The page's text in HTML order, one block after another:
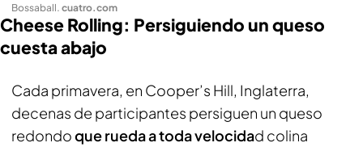
Bossaball. cuatro.com
Cheese Rolling: Persiguiendo un queso
cuesta abajo
Cada primavera, en Cooper’s Hill, Inglaterra,
decenas de participantes persiguen un queso
redondoque rueda a toda velocidad colina